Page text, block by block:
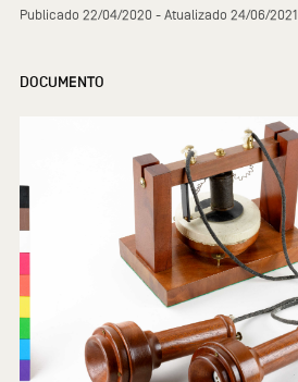
Publicado 22/04/2020 - Atualizado 24/06/2021
DOCUMENTO